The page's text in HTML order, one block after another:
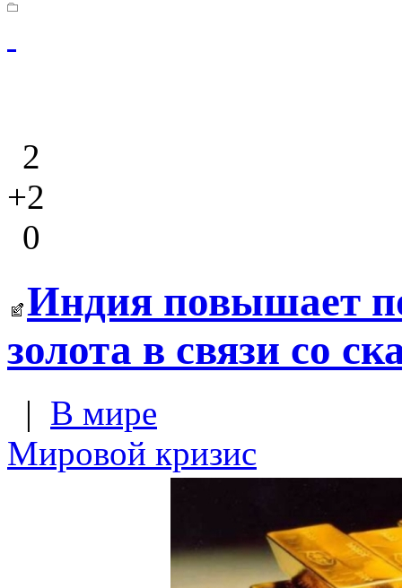
2
+2
0
Индия повышает
золота в связи со
| В мире
Мировой кризис